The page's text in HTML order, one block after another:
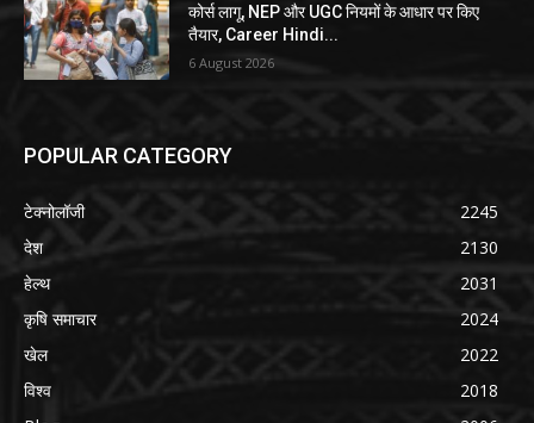
कोर्स लागू, NEP और UGC नियमों के आधार पर किए
तैयार, Career Hindi...
6 August 2026
POPULAR CATEGORY
टेक्नोलॉजी
2245
देश
2130
हेल्थ
2031
कृषि समाचार
2024
खेल
2022
विश्व
2018